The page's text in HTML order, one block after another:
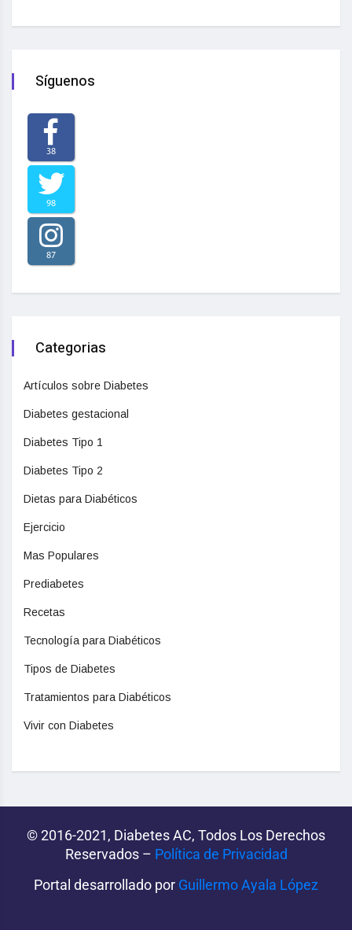
Síguenos
38
98
87
Categorias
Artículos sobre Diabetes
Diabetes gestacional
Diabetes Tipo 1
Diabetes Tipo 2
Dietas para Diabéticos
Ejercicio
Mas Populares
Prediabetes
Recetas
Tecnología para Diabéticos
Tipos de Diabetes
Tratamientos para Diabéticos
Vivir con Diabetes
© 2016-2021, Diabetes AC, Todos Los Derechos
Reservados – Política de Privacidad‌­
Portal desarrollado por Guillermo Ayala López